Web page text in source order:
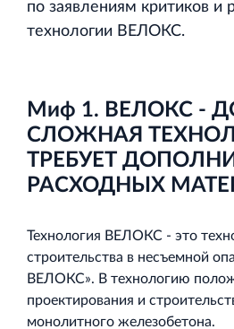
Финансово‐промышленная
Строительная система
по заявлениям критиков и
технологии ВЕЛОКС.
Миф 1. ВЕЛОКС -
СЛОЖНАЯ
ТРЕБУЕТ
РАСХОДНЫХ
Технология ВЕЛОКС - это
строительства в несъемной
ВЕЛОКС». В технологию
проектирования и
монолитного железобетона.